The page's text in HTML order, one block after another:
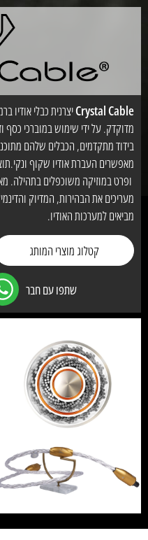
Crystal Cable
מדוקדק. על ידי שימוש במוברכי כסף
בידוד מתקדמים, הכבלים שלהם
מאפשרים העברת אודיו שקוף
ופרט במוזיקה משוכפלים בתהילה.
מעריכים את הבהירות, המדיוק
מביאים למערכות האודיו.
קטלוג מוצרי המותג
שתפו עם חבר